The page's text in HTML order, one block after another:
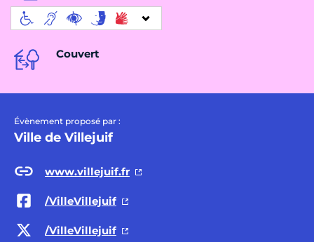
Couvert
Évènement proposé par :
Ville de Villejuif
www.villejuif.fr
/VilleVillejuif
/VilleVillejuif